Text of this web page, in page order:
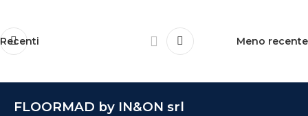
Recenti Meno recente
FLOORMAD by IN&ON srl